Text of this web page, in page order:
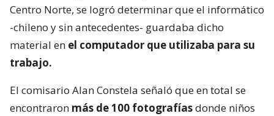
Centro Norte, se logró determinar que el informático
-chileno y sin antecedentes- guardaba dicho
material en el computador que utilizaba para su
trabajo.
El comisario Alan Constela señaló que en total se
encontraron más de 100 fotografíasdonde niños